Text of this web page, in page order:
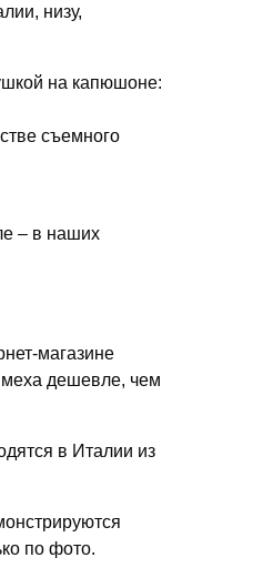
низу,
на капюшоне:
съемного
– в наших
магазине
меха дешевле, чем
в Италии из
по фото.